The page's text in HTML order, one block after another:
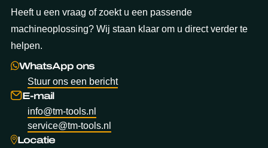
Heeft u een vraag of zoekt u een passende
machineoplossing? Wij staan klaar om u direct verder te
helpen.
WhatsApp ons
Stuur ons een bericht
E-mail
info@tm-tools.nl
service@tm-tools.nl
Locatie